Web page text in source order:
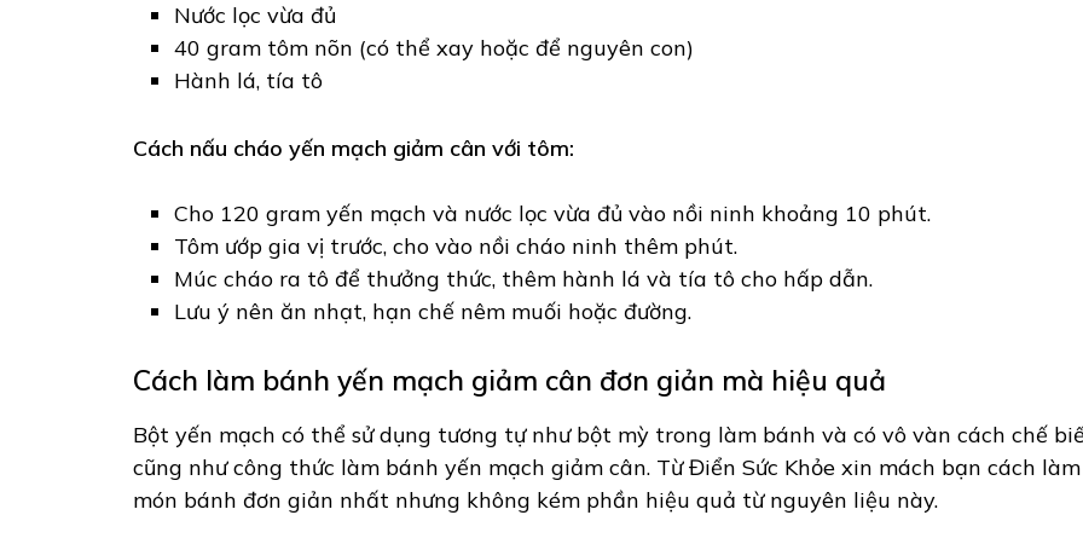
Nước lọc vừa đủ
40 gram tôm nõn (có thể xay hoặc để nguyên con)
Hành lá, tía tô
Cách nấu cháo yến mạch giảm cân với tôm:
Cho 120 gram yến mạch và nước lọc vừa đủ vào nồi ninh khoảng 10 phút.
Tôm ướp gia vị trước, cho vào nồi cháo ninh thêm phút.
Múc cháo ra tô để thưởng thức, thêm hành lá và tía tô cho hấp dẫn.
Lưu ý nên ăn nhạt, hạn chế nêm muối hoặc đường.
Cách làm bánh yến mạch giảm cân đơn giản mà hiệu quả
Bột yến mạch có thể sử dụng tương tự như bột mỳ trong làm bánh và có vô vàn cách chế
cũng như công thức làm bánh yến mạch giảm cân. Từ Điển Sức Khỏe xin mách bạn cách làm
món bánh đơn giản nhất nhưng không kém phần hiệu quả từ nguyên liệu này.